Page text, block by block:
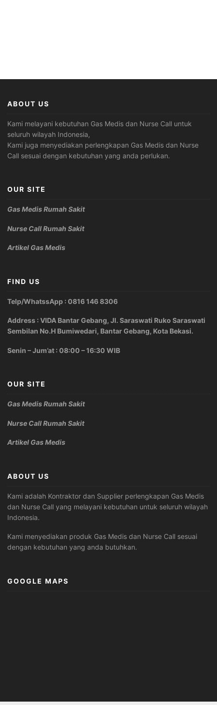
ABOUT US
Kami melayani kebutuhan Gas Medis dan Nurse Call untuk
seluruh wilayah Indonesia,
Kami juga menyediakan perlengkapan Gas Medis dan Nurse
Call sesuai dengan kebutuhan yang anda perlukan.
OUR SITE
Gas Medis Rumah Sakit
Nurse Call Rumah Sakit
Artikel Gas Medis
FIND US
Telp/WhatssApp : 0816 146 8306
Address : VIDA Bantar Gebang, Jl. Saraswati Ruko Saraswati
Sembilan No.H Bumiwedari, Bantar Gebang, Kota Bekasi.
Senin – Jum’at : 08:00 – 16:30 WIB
OUR SITE
Gas Medis Rumah Sakit
Nurse Call Rumah Sakit
Artikel Gas Medis
ABOUT US
Kami adalah Kontraktor dan Supplier perlengkapan Gas Medis
dan Nurse Call yang melayani kebutuhan untuk seluruh wilayah
Indonesia.
Kami menyediakan produk Gas Medis dan Nurse Call sesuai
dengan kebutuhan yang anda butuhkan.
GOOGLE MAPS